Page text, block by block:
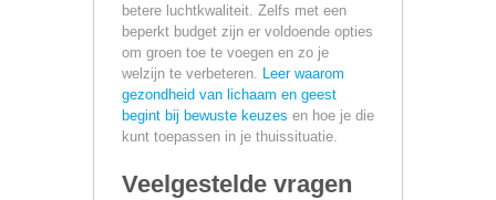
betere luchtkwaliteit. Zelfs met een
beperkt budget zijn er voldoende opties
om groen toe te voegen en zo je
welzijn te verbeteren. Leer waarom
gezondheid van lichaam en geest
begint bij bewuste keuzes en hoe je die
kunt toepassen in je thuissituatie.
Veelgestelde vragen